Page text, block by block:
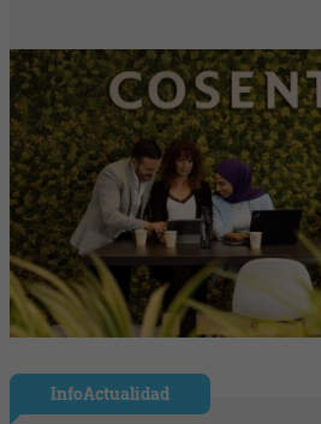
InfoActualidad